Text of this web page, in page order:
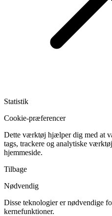
Statistik
Cookie-præferencer
Dette værktøj hjælper dig med at
tags, trackere og analytiske
hjemmeside.
Tilbage
Nødvendig
Disse teknologier er nødvendige
kernefunktioner.